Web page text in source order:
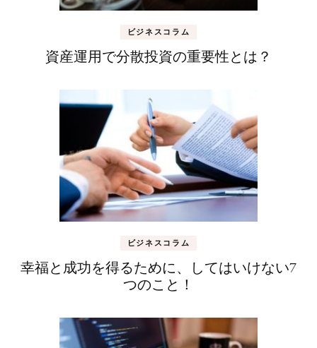
ビジネスコラム
資産運用で分散投資の重要性とは？
ビジネスコラム
幸福と成功を得るために、してはいけない7
つのこと！